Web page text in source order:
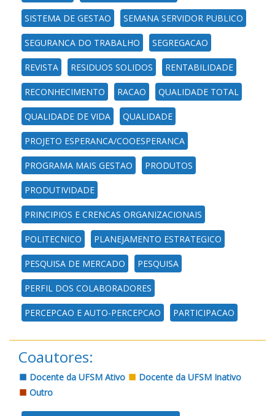
SISTEMA DE GESTAO SEMANA SERVIDOR PUBLICO
SEGURANCA DO TRABALHO SEGREGACAO
REVISTA RESIDUOS SOLIDOS RENTABILIDADE
RECONHECIMENTO RACAO QUALIDADE TOTAL
QUALIDADE DE VIDA QUALIDADE
PROJETO ESPERANCA/COOESPERANCA
PROGRAMA MAIS GESTAO PRODUTOS
PRODUTIVIDADE
PRINCIPIOS E CRENCAS ORGANIZACIONAIS
POLITECNICO PLANEJAMENTO ESTRATEGICO
PESQUISA DE MERCADO PESQUISA
PERFIL DOS COLABORADORES
PERCEPCAO E AUTO-PERCEPCAO PARTICIPACAO
Coautores:
Docente da UFSM Ativo
Docente da UFSM Inativo
Outro